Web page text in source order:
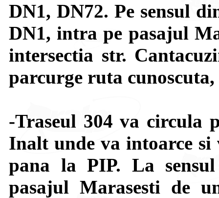
DN1, DN72. Pe sensul
DN1, intra pe pasajul
intersectia str.
parcurge ruta
-Traseul 304 va circula
Inalt unde va intoarce si
pana la PIP. La
pasajul Marasesti de